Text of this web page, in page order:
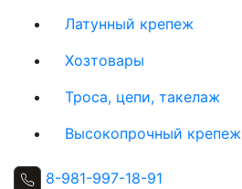
Латунный крепеж
Хозтовары
Троса, цепи, такелаж
Высокопрочный крепеж
8-981-997-18-91